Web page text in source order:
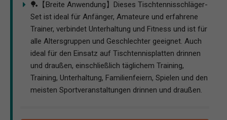
🏓【Breite Anwendung】Dieses Tischtennisschläger-
Set ist ideal für Anfänger, Amateure und erfahrene
Trainer, verbindet Unterhaltung und Fitness und ist für
alle Altersgruppen und Geschlechter geeignet. Auch
ideal für den Einsatz auf Tischtennisplatten drinnen
und draußen, einschließlich täglichem Training,
Training, Unterhaltung, Familienfeiern, Spielen und den
meisten Sportveranstaltungen drinnen und draußen.